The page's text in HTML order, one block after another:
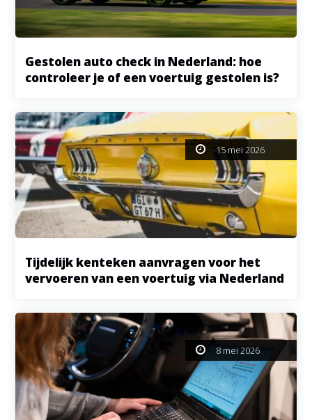
Gestolen auto check in Nederland: hoe
controleer je of een voertuig gestolen is?
15 mei 2026
Tijdelijk kenteken aanvragen voor het
vervoeren van een voertuig via Nederland
8 mei 2026